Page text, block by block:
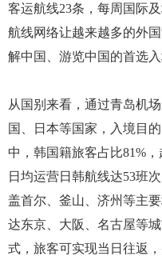
客运航线23条，每周国际
航线网络让越来越多的外
解中国、游览中国的首选入
从国别来看，通过青岛机
国、日本等国家，入境目
中，韩国籍旅客占比81%
日均运营日韩航线达53班
盖首尔、釜山、济州等主
达东京、大阪、名古屋等
式，旅客可实现当日往返